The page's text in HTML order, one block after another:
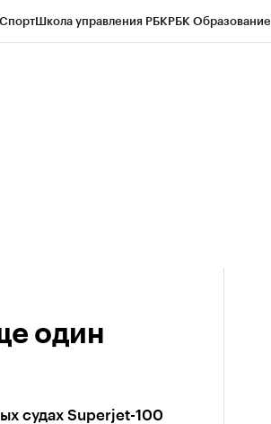
СпортШкола управления РБКРБК Образование
один
судах Superjet-100